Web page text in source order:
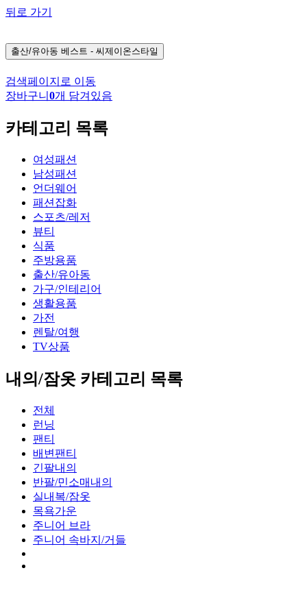
뒤로 가기
출산/유아동 베스트 - 씨제이온스타일
검색페이지로 이동
장바구니 0개 담겨있음
카테고리 목록
여성패션
남성패션
언더웨어
패션잡화
스포츠/레저
뷰티
식품
주방용품
출산/유아동
가구/인테리어
생활용품
가전
렌탈/여행
TV상품
내의/잠옷 카테고리 목록
전체
런닝
팬티
배변팬티
긴팔내의
반팔/민소매내의
실내복/잠옷
목욕가운
주니어 브라
주니어 속바지/거들